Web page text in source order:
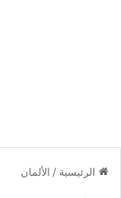
الرئيسية / الألمان